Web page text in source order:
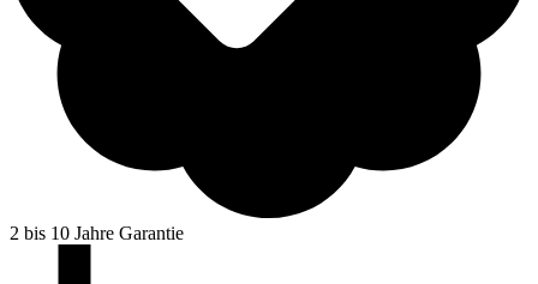
2 bis 10 Jahre Garantie